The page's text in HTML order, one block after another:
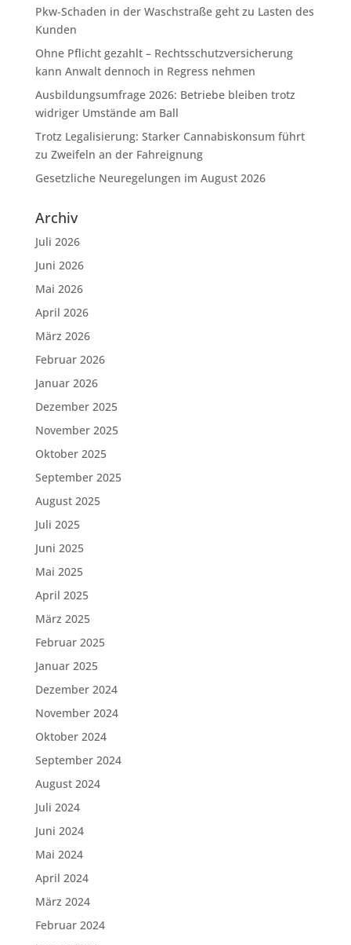
Pkw-Schaden in der Waschstraße geht zu Lasten des
Kunden
Ohne Pflicht gezahlt – Rechtsschutzversicherung
kann Anwalt dennoch in Regress nehmen
Ausbildungsumfrage 2026: Betriebe bleiben trotz
widriger Umstände am Ball
Trotz Legalisierung: Starker Cannabiskonsum führt
zu Zweifeln an der Fahreignung
Gesetzliche Neuregelungen im August 2026
Archiv
Juli 2026
Juni 2026
Mai 2026
April 2026
März 2026
Februar 2026
Januar 2026
Dezember 2025
November 2025
Oktober 2025
September 2025
August 2025
Juli 2025
Juni 2025
Mai 2025
April 2025
März 2025
Februar 2025
Januar 2025
Dezember 2024
November 2024
Oktober 2024
September 2024
August 2024
Juli 2024
Juni 2024
Mai 2024
April 2024
März 2024
Februar 2024